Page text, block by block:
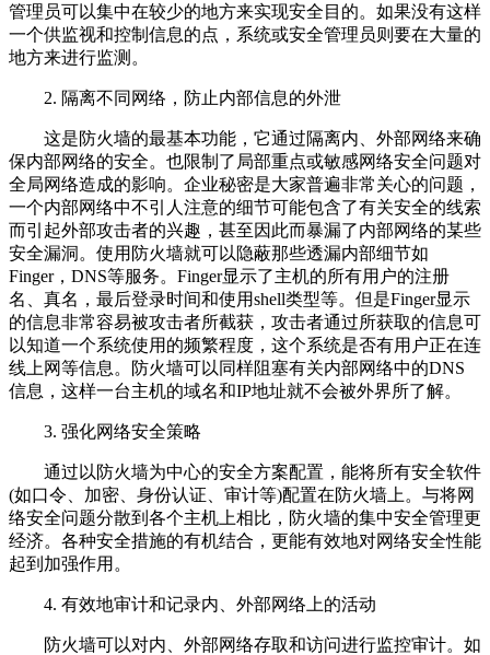
管理员可以集中在较少的地方来实现安全目的。如果没有这样
一个供监视和控制信息的点，系统或安全管理员则要在大量的
地方来进行监测。
2. 隔离不同网络，防止内部信息的外泄
这是防火墙的最基本功能，它通过隔离内、外部网络来确
保内部网络的安全。也限制了局部重点或敏感网络安全问题对
全局网络造成的影响。企业秘密是大家普遍非常关心的问题，
一个内部网络中不引人注意的细节可能包含了有关安全的线索
而引起外部攻击者的兴趣，甚至因此而暴漏了内部网络的某些
安全漏洞。使用防火墙就可以隐蔽那些透漏内部细节如
Finger，DNS等服务。Finger显示了主机的所有用户的注册
名、真名，最后登录时间和使用shell类型等。但是Finger显示
的信息非常容易被攻击者所截获，攻击者通过所获取的信息可
以知道一个系统使用的频繁程度，这个系统是否有用户正在连
线上网等信息。防火墙可以同样阻塞有关内部网络中的DNS
信息，这样一台主机的域名和IP地址就不会被外界所了解。
3. 强化网络安全策略
通过以防火墙为中心的安全方案配置，能将所有安全软件
(如口令、加密、身份认证、审计等)配置在防火墙上。与将网
络安全问题分散到各个主机上相比，防火墙的集中安全管理更
经济。各种安全措施的有机结合，更能有效地对网络安全性能
起到加强作用。
4. 有效地审计和记录内、外部网络上的活动
防火墙可以对内、外部网络存取和访问进行监控审计。如